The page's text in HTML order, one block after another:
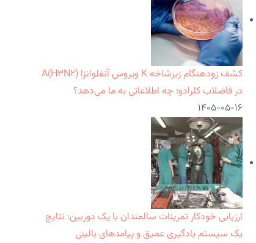
کشف زودهنگام زیرشاخه K ویروس آنفلوانزا A(H۳N۲)
در فاضلاب کلرادو؛ چه اطلاعاتی به ما می‌دهد؟
۱۴۰۵-۰۵-۱۶
ارزیابی خودکار تمرینات سالمندان با یک دوربین: نتایج
یک سیستم یادگیری عمیق و پیامدهای بالینی